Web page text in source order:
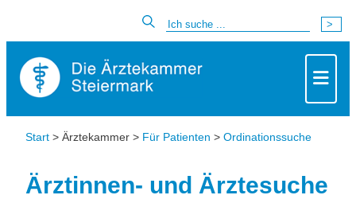
Start > Ärztekammer > Für Patienten > Ordinationssuche
Ärztinnen- und Ärztesuche